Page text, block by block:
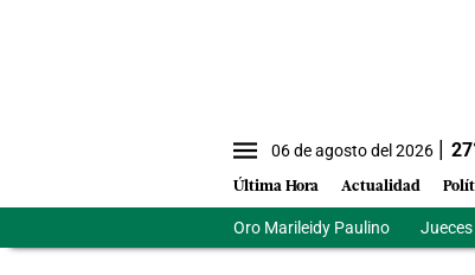
06 de agosto del 2026 27
Última Hora Actualidad
Oro Marileidy Paulino